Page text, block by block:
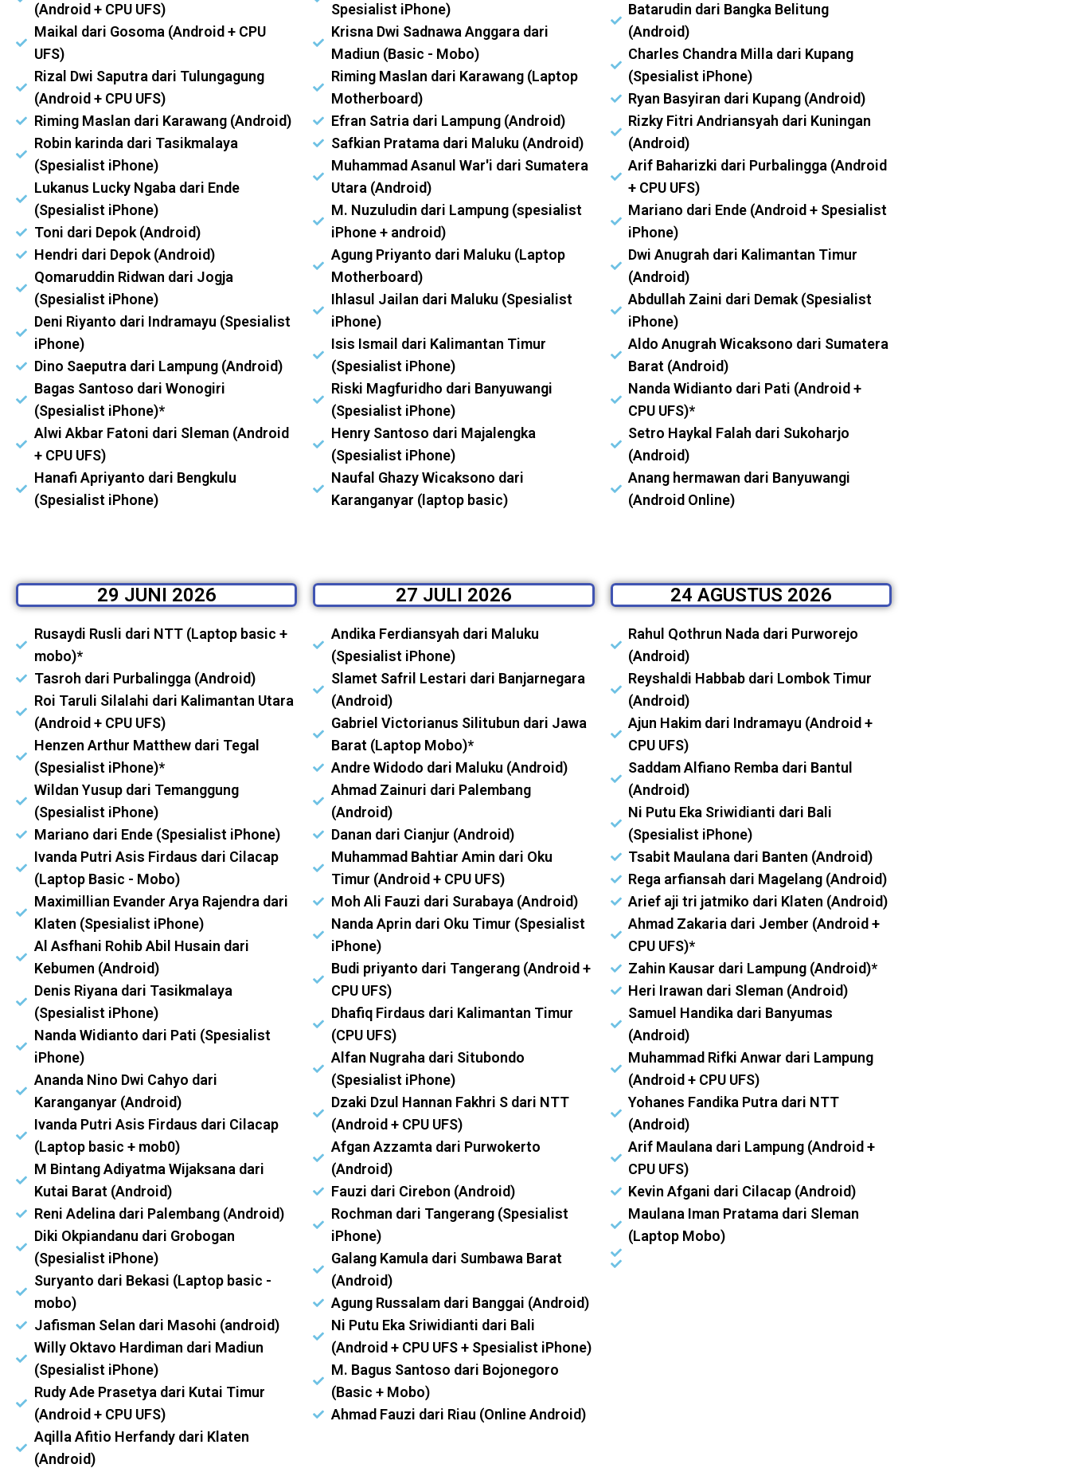
(Android + CPU UFS)
Maikal dari Gosoma (Android + CPU
UFS)
Rizal Dwi Saputra dari Tulungagung
(Android + CPU UFS)
Riming Maslan dari Karawang (Android)
Robin karinda dari Tasikmalaya
(Spesialist iPhone)
Lukanus Lucky Ngaba dari Ende
(Spesialist iPhone)
Toni dari Depok (Android)
Hendri dari Depok (Android)
Qomaruddin Ridwan dari Jogja
(Spesialist iPhone)
Deni Riyanto dari Indramayu (Spesialist
iPhone)
Dino Saeputra dari Lampung (Android)
Bagas Santoso dari Wonogiri
(Spesialist iPhone)*
Alwi Akbar Fatoni dari Sleman (Android
+ CPU UFS)
Hanafi Apriyanto dari Bengkulu
(Spesialist iPhone)
Spesialist iPhone)
Krisna Dwi Sadnawa Anggara dari
Madiun (Basic - Mobo)
Riming Maslan dari Karawang (Laptop
Motherboard)
Efran Satria dari Lampung (Android)
Safkian Pratama dari Maluku (Android)
Muhammad Asanul War'i dari Sumatera
Utara (Android)
M. Nuzuludin dari Lampung (spesialist
iPhone + android)
Agung Priyanto dari Maluku (Laptop
Motherboard)
Ihlasul Jailan dari Maluku (Spesialist
iPhone)
Isis Ismail dari Kalimantan Timur
(Spesialist iPhone)
Riski Magfuridho dari Banyuwangi
(Spesialist iPhone)
Henry Santoso dari Majalengka
(Spesialist iPhone)
Naufal Ghazy Wicaksono dari
Karanganyar (laptop basic)
Batarudin dari Bangka Belitung
(Android)
Charles Chandra Milla dari Kupang
(Spesialist iPhone)
Ryan Basyiran dari Kupang (Android)
Rizky Fitri Andriansyah dari Kuningan
(Android)
Arif Baharizki dari Purbalingga (Android
+ CPU UFS)
Mariano dari Ende (Android + Spesialist
iPhone)
Dwi Anugrah dari Kalimantan Timur
(Android)
Abdullah Zaini dari Demak (Spesialist
iPhone)
Aldo Anugrah Wicaksono dari Sumatera
Barat (Android)
Nanda Widianto dari Pati (Android +
CPU UFS)*
Setro Haykal Falah dari Sukoharjo
(Android)
Anang hermawan dari Banyuwangi
(Android Online)
29 JUNI 2026
Rusaydi Rusli dari NTT (Laptop basic +
mobo)*
Tasroh dari Purbalingga (Android)
Roi Taruli Silalahi dari Kalimantan Utara
(Android + CPU UFS)
Henzen Arthur Matthew dari Tegal
(Spesialist iPhone)*
Wildan Yusup dari Temanggung
(Spesialist iPhone)
Mariano dari Ende (Spesialist iPhone)
Ivanda Putri Asis Firdaus dari Cilacap
(Laptop Basic - Mobo)
Maximillian Evander Arya Rajendra dari
Klaten (Spesialist iPhone)
Al Asfhani Rohib Abil Husain dari
Kebumen (Android)
Denis Riyana dari Tasikmalaya
(Spesialist iPhone)
Nanda Widianto dari Pati (Spesialist
iPhone)
Ananda Nino Dwi Cahyo dari
Karanganyar (Android)
Ivanda Putri Asis Firdaus dari Cilacap
(Laptop basic + mob0)
M Bintang Adiyatma Wijaksana dari
Kutai Barat (Android)
Reni Adelina dari Palembang (Android)
Diki Okpiandanu dari Grobogan
(Spesialist iPhone)
Suryanto dari Bekasi (Laptop basic -
mobo)
Jafisman Selan dari Masohi (android)
Willy Oktavo Hardiman dari Madiun
(Spesialist iPhone)
Rudy Ade Prasetya dari Kutai Timur
(Android + CPU UFS)
Aqilla Afitio Herfandy dari Klaten
(Android)
27 JULI 2026
Andika Ferdiansyah dari Maluku
(Spesialist iPhone)
Slamet Safril Lestari dari Banjarnegara
(Android)
Gabriel Victorianus Silitubun dari Jawa
Barat (Laptop Mobo)*
Andre Widodo dari Maluku (Android)
Ahmad Zainuri dari Palembang
(Android)
Danan dari Cianjur (Android)
Muhammad Bahtiar Amin dari Oku
Timur (Android + CPU UFS)
Moh Ali Fauzi dari Surabaya (Android)
Nanda Aprin dari Oku Timur (Spesialist
iPhone)
Budi priyanto dari Tangerang (Android +
CPU UFS)
Dhafiq Firdaus dari Kalimantan Timur
(CPU UFS)
Alfan Nugraha dari Situbondo
(Spesialist iPhone)
Dzaki Dzul Hannan Fakhri S dari NTT
(Android + CPU UFS)
Afgan Azzamta dari Purwokerto
(Android)
Fauzi dari Cirebon (Android)
Rochman dari Tangerang (Spesialist
iPhone)
Galang Kamula dari Sumbawa Barat
(Android)
Agung Russalam dari Banggai (Android)
Ni Putu Eka Sriwidianti dari Bali
(Android + CPU UFS + Spesialist iPhone)
M. Bagus Santoso dari Bojonegoro
(Basic + Mobo)
Ahmad Fauzi dari Riau (Online Android)
24 AGUSTUS 2026
Rahul Qothrun Nada dari Purworejo
(Android)
Reyshaldi Habbab dari Lombok Timur
(Android)
Ajun Hakim dari Indramayu (Android +
CPU UFS)
Saddam Alfiano Remba dari Bantul
(Android)
Ni Putu Eka Sriwidianti dari Bali
(Spesialist iPhone)
Tsabit Maulana dari Banten (Android)
Rega arfiansah dari Magelang (Android)
Arief aji tri jatmiko dari Klaten (Android)
Ahmad Zakaria dari Jember (Android +
CPU UFS)*
Zahin Kausar dari Lampung (Android)*
Heri Irawan dari Sleman (Android)
Samuel Handika dari Banyumas
(Android)
Muhammad Rifki Anwar dari Lampung
(Android + CPU UFS)
Yohanes Fandika Putra dari NTT
(Android)
Arif Maulana dari Lampung (Android +
CPU UFS)
Kevin Afgani dari Cilacap (Android)
Maulana Iman Pratama dari Sleman
(Laptop Mobo)